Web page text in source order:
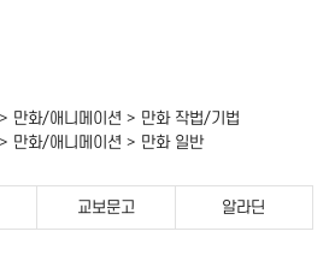
만화/애니메이션 > 만화 작법/기법
만화/애니메이션 > 만화 일반
교보문고 알라딘